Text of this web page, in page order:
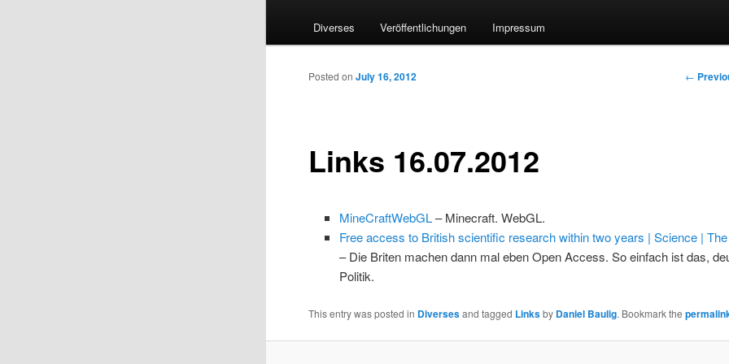
Diverses Veröffentlichungen Impressum
Post
←
Links 16.07.2012
Posted onJuly 16, 2012
MineCraftWebGL– Minecraft. WebGL.
Free access to British scientific research within two years | Science |
– Die Briten machen dann mal eben Open Access. So einfach ist das,
Politik.
This entry was posted in Diversesand tagged Linksby Daniel Baulig. Bookmark the